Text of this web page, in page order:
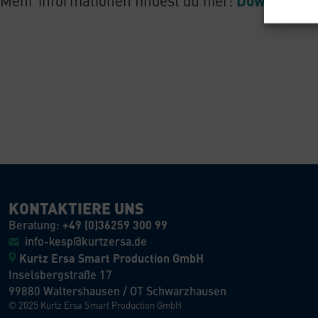
KONTAKTIERE UNS
Beratung: +49 (0)36259 300 99
info-kesp@kurtzersa.de
Kurtz Ersa Smart Production GmbH
Inselsbergstraße 17
99880 Waltershausen / OT Schwarzhausen
© 2025 Kurtz Ersa Smart Production GmbH